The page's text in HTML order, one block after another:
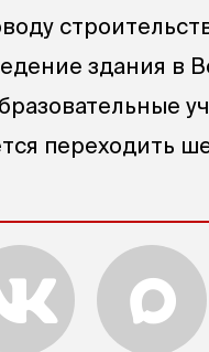
здания в
переходить